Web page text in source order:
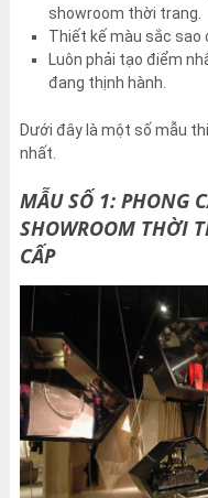
showroom thời trang.
Thiết kế màu sắc sao
Luôn phải tạo điểm
đang thịnh hành.
Dưới đây là một số mẫu
nhất.
MẪU SỐ 1: PHONG
SHOWROOM THỜI
CẤP